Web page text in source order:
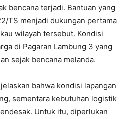
bencana terjadi. Bantuan yang
TS menjadi dukungan pertama
wilayah tersebut. Kondisi
di Pagaran Lambung 3 yang
sejak bencana melanda.
bahwa kondisi lapangan
sementara kebutuhan logistik
Untuk itu, diperlukan